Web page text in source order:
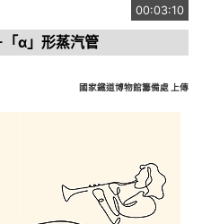
00:03:10
α」形蒸汽管
國家鐵道博物館籌備處 上傳